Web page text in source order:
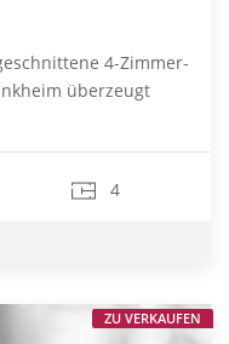
4-Zimmer-
überzeugt
4
ZU VERKAUFEN